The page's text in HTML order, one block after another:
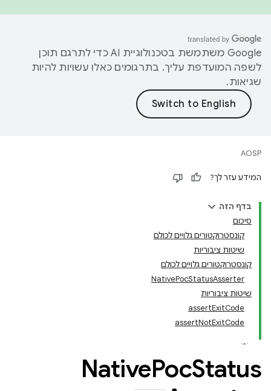
‫Google משתמשת בטכנולוגיית AI כדי לתרגם תוכן
לשפה המועדפת עליך. בתרגומים כאלו עשויות להיות
שגיאות.
AOSP
המידע עזר לך?
בדף הזה
סיכום
קונסטרוקטורים גלויים לכולם
שיטות ציבוריות
קונסטרוקטורים גלויים לכולם
NativePocStatusAsserter
שיטות ציבוריות
assertExitCode
assertNotExitCode
NativePocStatus